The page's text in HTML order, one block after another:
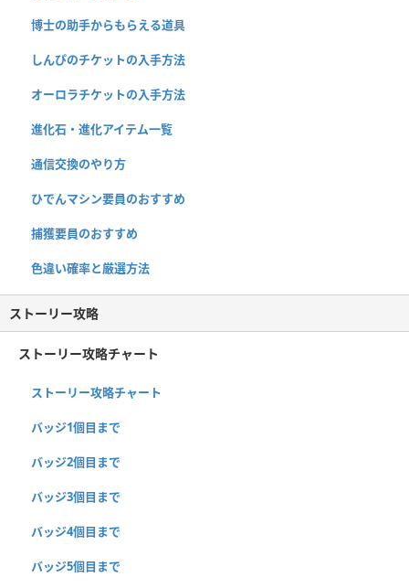
博士の助手からもらえる道具
しんぴのチケットの入手方法
オーロラチケットの入手方法
進化石・進化アイテム一覧
通信交換のやり方
ひでんマシン要員のおすすめ
捕獲要員のおすすめ
色違い確率と厳選方法
ストーリー攻略
ストーリー攻略チャート
ストーリー攻略チャート
バッジ1個目まで
バッジ2個目まで
バッジ3個目まで
バッジ4個目まで
バッジ5個目まで